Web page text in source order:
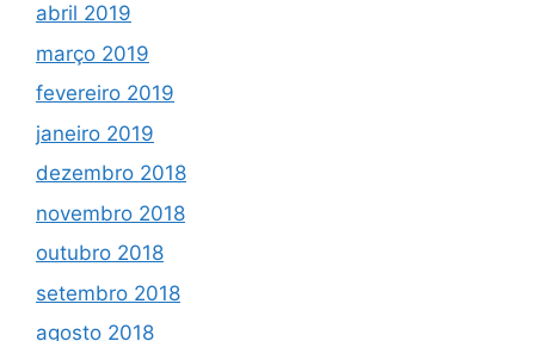
abril 2019
março 2019
fevereiro 2019
janeiro 2019
dezembro 2018
novembro 2018
outubro 2018
setembro 2018
agosto 2018